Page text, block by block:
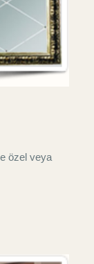
özel veya